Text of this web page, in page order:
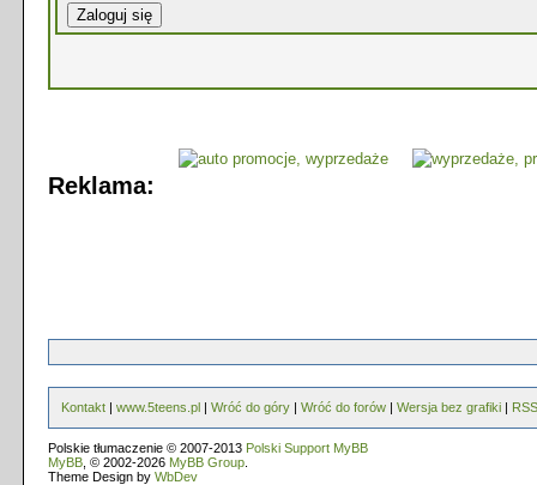
Reklama:
Kontakt | www.5teens.pl | Wróć do góry | Wróć do forów | Wersja bez grafiki | RSS
Polskie tłumaczenie © 2007-2013 Polski Support MyBB
MyBB , © 2002-2026 MyBB Group
Theme Design by WbDev